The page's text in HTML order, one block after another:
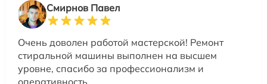
Смирнов Павел
Очень доволен работой мастерской! Ремонт
стиральной машины выполнен на высшем
уровне, спасибо за профессионализм и